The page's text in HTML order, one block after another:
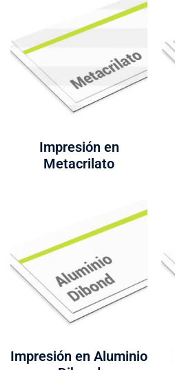
Impresión en
Metacrilato
Impresión en Aluminio